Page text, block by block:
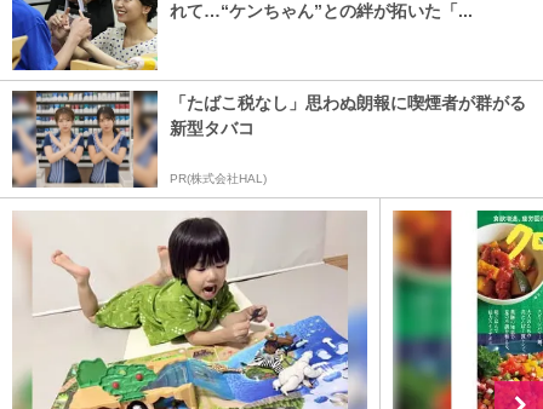
れて…“ケンちゃん”との絆が拓いた「...
「たばこ税なし」思わぬ朗報に喫煙者が群がる
新型タバコ
PR(株式会社HAL)